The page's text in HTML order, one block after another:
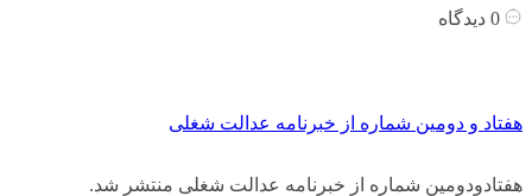
دیدگاه
هفتاد و دومین شماره از خبرنامه عدالت شغلی
هفتادودومین شماره از خبرنامه عدالت شغلی منتشر شد.